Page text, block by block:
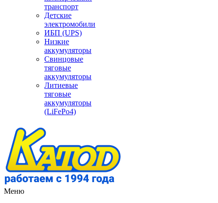
транспорт
Детские
электромобили
ИБП (UPS)
Низкие
аккумуляторы
Свинцовые
тяговые
аккумуляторы
Литиевые
тяговые
аккумуляторы
(LiFePo4)
Меню